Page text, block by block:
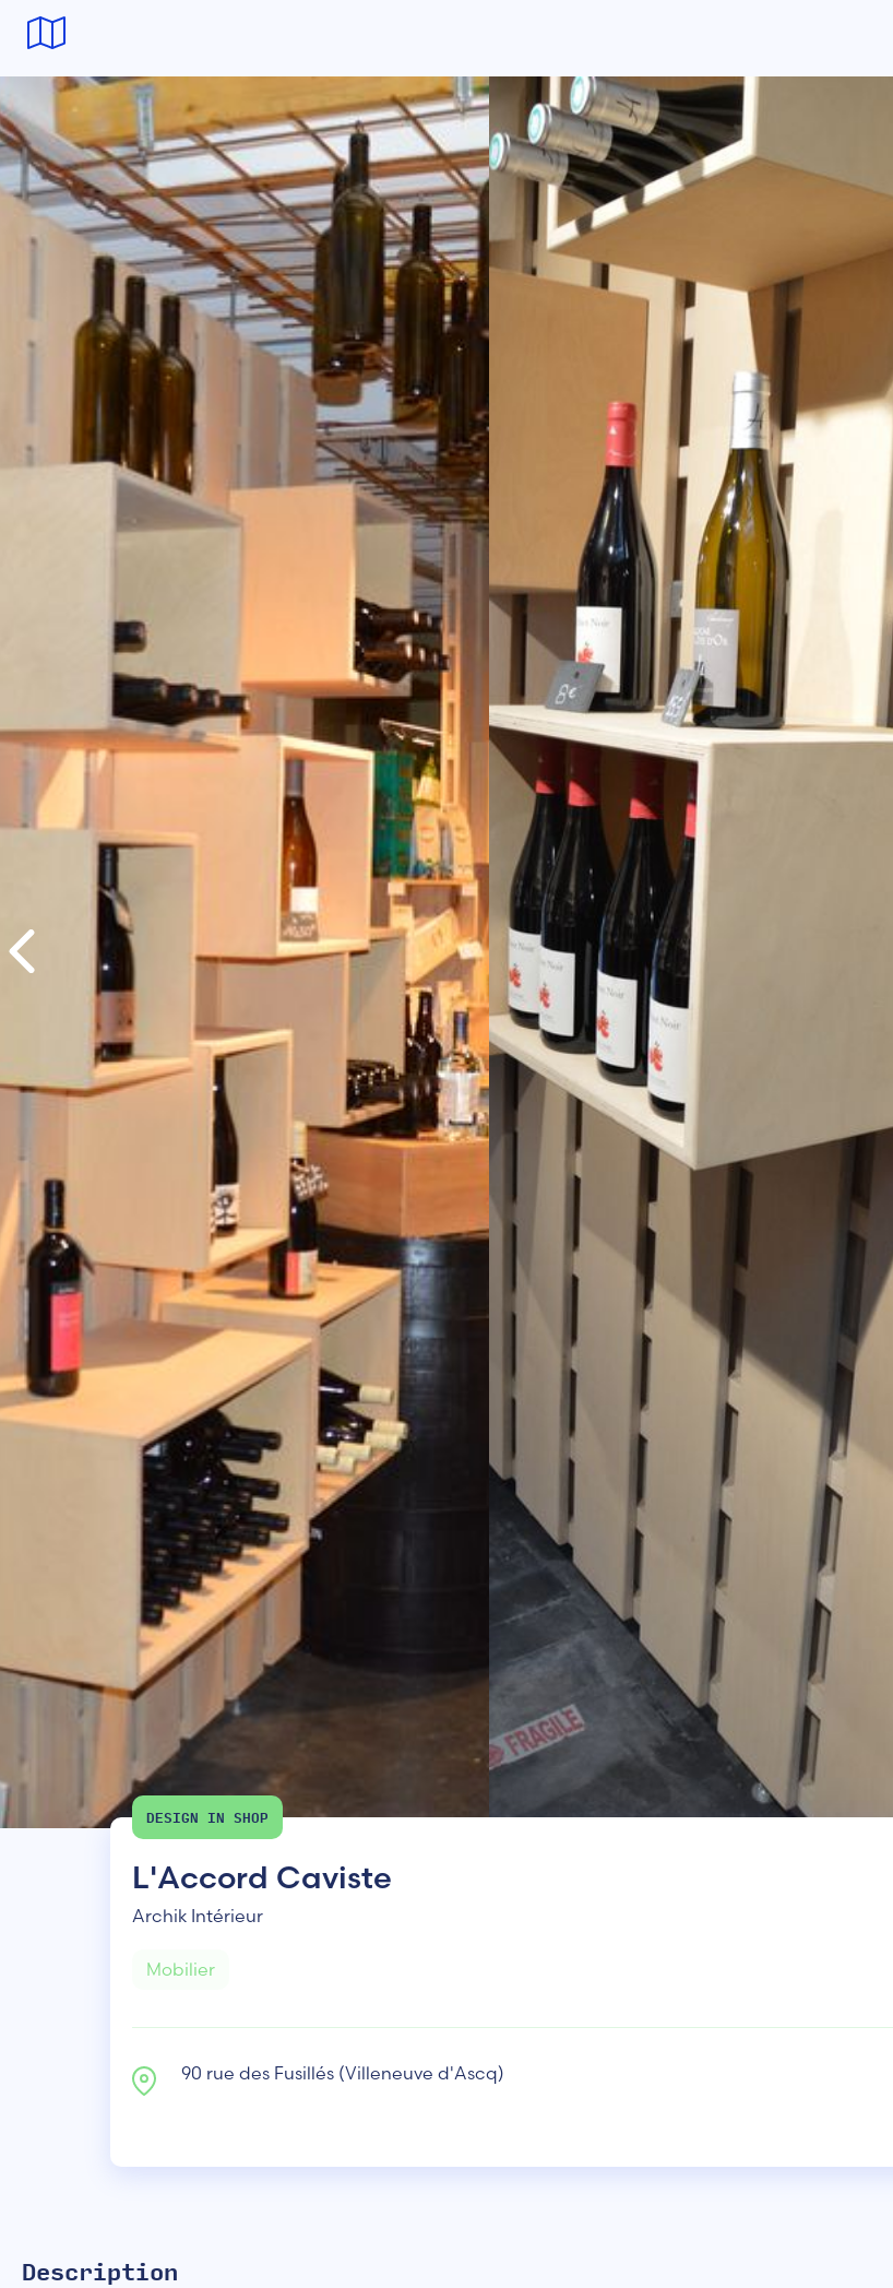
DESIGN IN SHOP
L'Accord Caviste
Archik Intérieur
Mobilier
90 rue des Fusillés (Villeneuve d'Ascq)
Description